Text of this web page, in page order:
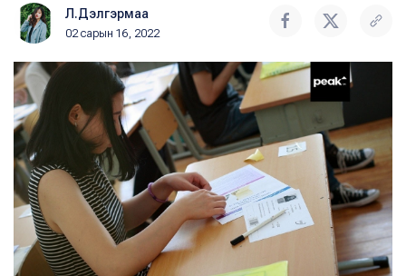
Л.Дэлгэрмаа
02 сарын 16, 2022